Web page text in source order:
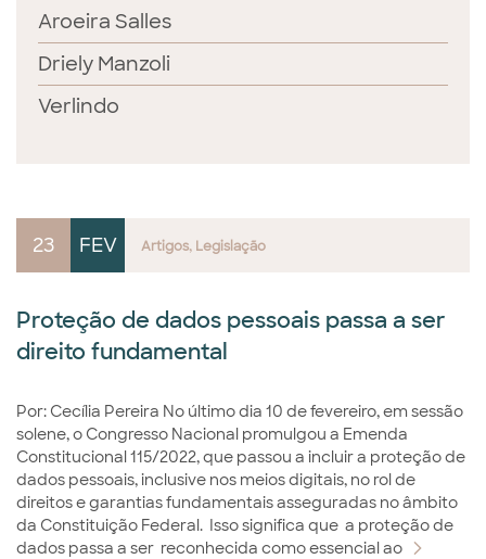
Aroeira Salles
Driely Manzoli
Verlindo
23 FEV Artigos Legislação
Proteção de dados pessoais passa a ser
direito fundamental
Por: Cecília Pereira No último dia 10 de fevereiro, em sessão
solene, o Congresso Nacional promulgou a Emenda
Constitucional 115/2022, que passou a incluir a proteção de
dados pessoais, inclusive nos meios digitais, no rol de
direitos e garantias fundamentais asseguradas no âmbito
da Constituição Federal. Isso significa que a proteção de
dados passa a ser reconhecida como essencial ao